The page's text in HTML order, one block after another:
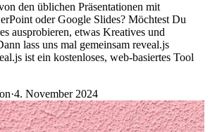
den üblichen Präsentationen mit
oder Google Slides? Möchtest Du
ausprobieren, etwas Kreatives und
lass uns mal gemeinsam reveal.js
ist ein kostenloses, web-basiertes Tool
·4. November 2024